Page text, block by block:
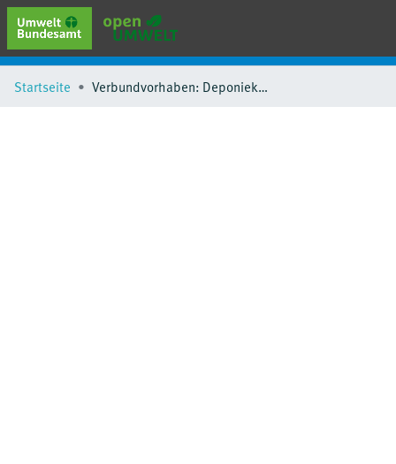
erweiterte Suche
Browse
Startseite Verbundvorhaben: Deponiekörper. -